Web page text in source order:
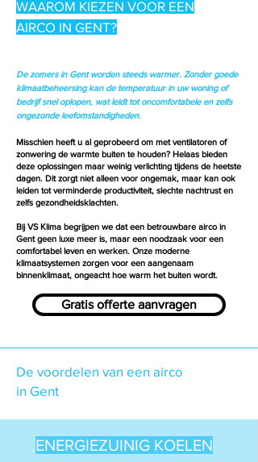
WAAROM KIEZEN VOOR EEN
AIRCO IN GENT?
De zomers in Gent worden steeds warmer. Zonder goede
klimaatbeheersing kan de temperatuur in uw woning of
bedrijf snel oplopen, wat leidt tot oncomfortabele en zelfs
ongezonde leefomstandigheden.
Misschien heeft u al geprobeerd om met ventilatoren of
zonwering de warmte buiten te houden? Helaas bieden
deze oplossingen maar weinig verlichting tijdens de heetste
dagen. Dit zorgt niet alleen voor ongemak, maar kan ook
leiden tot verminderde productiviteit, slechte nachtrust en
zelfs gezondheidsklachten.
Bij VS Klima begrijpen we dat een betrouwbare airco in
Gent geen luxe meer is, maar een noodzaak voor een
comfortabel leven en werken. Onze moderne
klimaatsystemen zorgen voor een aangenaam
binnenklimaat, ongeacht hoe warm het buiten wordt.
Gratis offerte aanvragen
De voordelen van een airco
in Gent
ENERGIEZUINIG KOELEN